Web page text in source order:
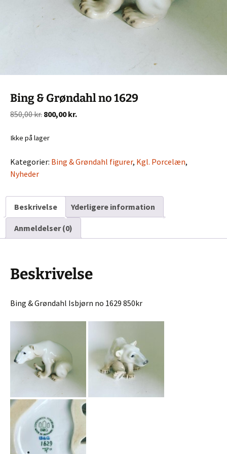
Bing & Grøndahl no 1629
850,00kr. Den
pris
850,00 kr..
800,00kr.Den
800,00 kr..
Ikke på lager
Kategorier: Bing & Grøndahl figurer, Kgl. Porcelæn,
Nyheder
Beskrivelse Yderligere information
Anmeldelser (0)
Beskrivelse
Bing & Grøndahl Isbjørn no 1629 850kr